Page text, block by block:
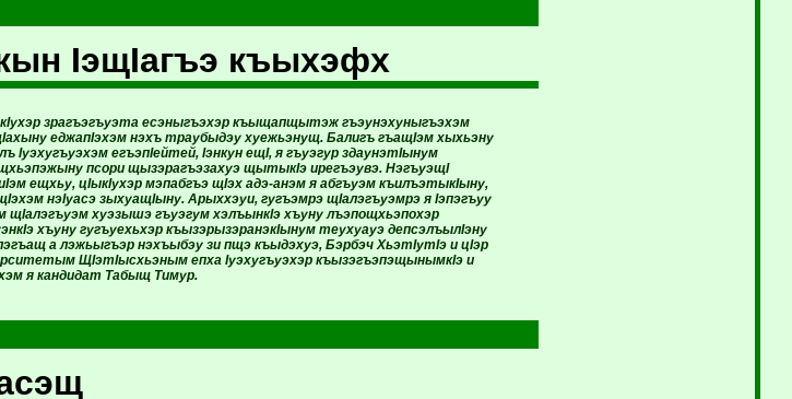
IэщIагъэ къыхэфх
зрагъэгъуэта есэныгъэхэр къыщапщытэж гъэунэхуныгъэхэм
еджапIэхэм нэхъ траубыдэу хуежьэнущ. Балигъ гъащIэм хыхьэну
егъэпIейтей, Iэнкун ещI, я гъуэгур здаунэтIынум
псори щызэрагъэзахуэ щытыкIэ ирегъэувэ. НэгъуэщI
ещхьу, цIыкIухэр мэпабгъэ щIэх адэ-анэм я абгъуэм къилъэтыкIыну,
нэIуасэ зыхуащIыну. Арыххэуи, гугъэмрэ щIалэгъуэмрэ я Iэпэгъуу
хуэзышэ гъуэгум хэлъынкIэ хъуну лъэпощхьэпохэр
хъуну гугъуехьхэр къызэрызэранэкIынум теухуауэ депсэлъылIэну
а лэжьыгъэр нэхъыбэу зи пщэ къыдэхуэ, Бэрбэч ХьэтIутIэ и цIэр
ЩIэтIысхьэным епха Iуэхугъуэхэр къызэгъэпэщынымкIэ и
я кандидат Табыщ Тимур.